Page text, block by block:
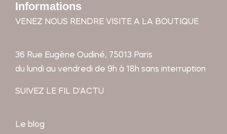
Informations
VENEZ NOUS RENDRE VISITE A LA BOUTIQUE
36 Rue Eugène Oudiné, 75013 Paris
du lundi au vendredi de 9h à 18h sans interruption
SUIVEZ LE FIL D'ACTU
Le blog